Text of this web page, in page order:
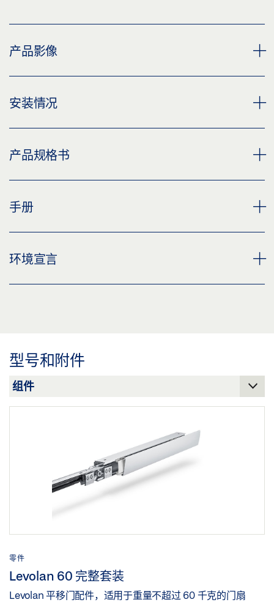
产品影像
LEVOLAN 60
标签义务: © GEZE GmbH
安装情况
平移门系统 LEVOLAN 60, 安装在住宅楼宇中
标签义务: © Studio BE / GEZE GmbH
产品规格书
带玻璃天窗的 LEVOLAN 60 产品规格书 ZH
手册
LEVOLAN 60 平移门系统
环境宣言
型号和附件
零件
Levolan 60 完整套装
Levolan 平移门配件，适用于重量不超过 60 千克的门扇